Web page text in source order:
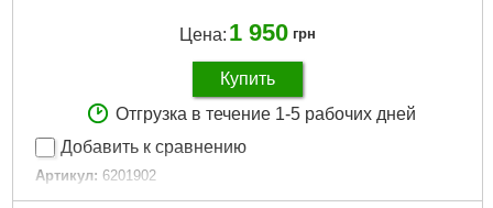
Цена: 1 950 грн
Купить
Отгрузка в течение 1-5 рабочих дней
Добавить к сравнению
Артикул: 6201902
Код товара: 27.51.21